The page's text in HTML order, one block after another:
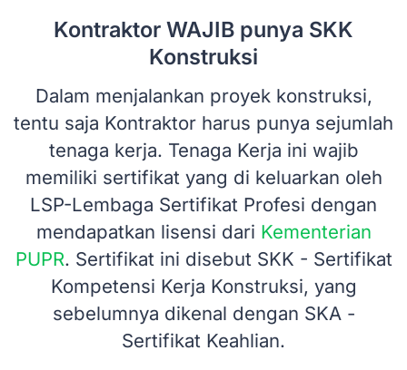
Kontraktor WAJIB punya SKK
Konstruksi
Dalam menjalankan proyek konstruksi,
tentu saja Kontraktor harus punya sejumlah
tenaga kerja. Tenaga Kerja ini wajib
memiliki sertifikat yang di keluarkan oleh
LSP-Lembaga Sertifikat Profesi dengan
mendapatkan lisensi dari Kementerian
PUPR. Sertifikat ini disebut SKK - Sertifikat
Kompetensi Kerja Konstruksi, yang
sebelumnya dikenal dengan SKA -
Sertifikat Keahlian.